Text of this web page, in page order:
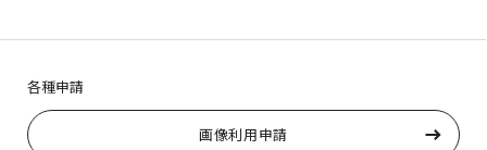
各種申請
画像利用申請